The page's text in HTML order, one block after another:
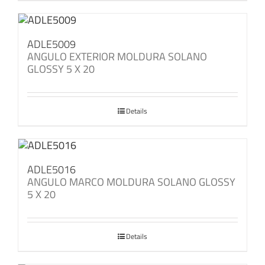
ADLE5009
ANGULO EXTERIOR MOLDURA SOLANO
GLOSSY 5 X 20
Details
ADLE5016
ANGULO MARCO MOLDURA SOLANO GLOSSY
5 X 20
Details